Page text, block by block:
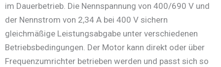
im Dauerbetrieb. Die Nennspannung von 400/690 V und
der Nennstrom von 2,34 A bei 400 V sichern
gleichmäßige Leistungsabgabe unter verschiedenen
Betriebsbedingungen. Der Motor kann direkt oder über
Frequenzumrichter betrieben werden und passt sich so